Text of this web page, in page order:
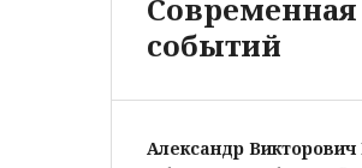
событий
Александр